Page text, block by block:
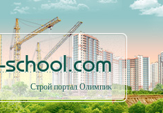
school.com
Строй портал Олимпик